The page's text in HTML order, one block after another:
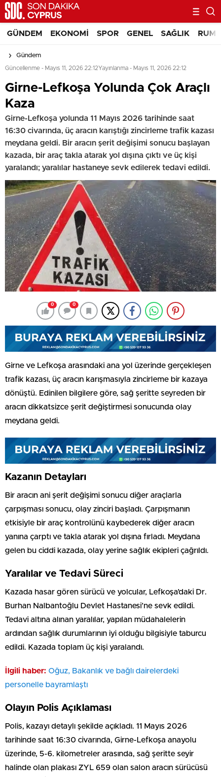
GÜNDEM EKONOMI SPOR GENEL SAĞLIK RUM
Gündem
Güncellenme - Mayıs 11, 2026 22:12Yayınlanma - Mayıs 11, 2026 22:12
Girne-Lefkoşa Yolunda Çok Araçlı
Kaza
Girne-Lefkoşa yolunda 11 Mayıs 2026 tarihinde saat
16:30 civarında, üç aracın karıştığı zincirleme trafik kazası
meydana geldi. Bir aracın şerit değişimi sonucu başlayan
kazada, bir araç takla atarak yol dışına çıktı ve üç kişi
yaralandı; yaralılar hastaneye sevk edilerek tedavi edildi.
0 0
Girne ve Lefkoşa arasındaki ana yol üzerinde gerçekleşen
trafik kazası, üç aracın karışmasıyla zincirleme bir kazaya
dönüştü. Edinilen bilgilere göre, sağ şeritte seyreden bir
aracın dikkatsizce şerit değiştirmesi sonucunda olay
meydana geldi.
Kazanın Detayları
Bir aracın ani şerit değişimi sonucu diğer araçlarla
çarpışması sonucu, olay zinciri başladı. Çarpışmanın
etkisiyle bir araç kontrolünü kaybederek diğer aracın
yanına çarptı ve takla atarak yol dışına fırladı. Meydana
gelen bu ciddi kazada, olay yerine sağlık ekipleri çağrıldı.
Yaralılar ve Tedavi Süreci
Kazada hasar gören sürücü ve yolcular, Lefkoşa’daki Dr.
Burhan Nalbantoğlu Devlet Hastanesi’ne sevk edildi.
Tedavi altına alınan yaralılar, yapılan müdahalelerin
ardından sağlık durumlarının iyi olduğu bilgisiyle taburcu
edildi. Kazada toplam üç kişi yaralandı.
İlgili haber: Oğuz, Bakanlık ve bağlı dairelerdeki
personelle bayramlaştı
Olayın Polis Açıklaması
Polis, kazayı detaylı şekilde açıkladı. 11 Mayıs 2026
tarihinde saat 16:30 civarında, Girne-Lefkoşa anayolu
üzerinde, 5-6. kilometreler arasında, sağ şeritte seyir
halinde olan plakası ZYL 659 olan salon aracın sürücüsü